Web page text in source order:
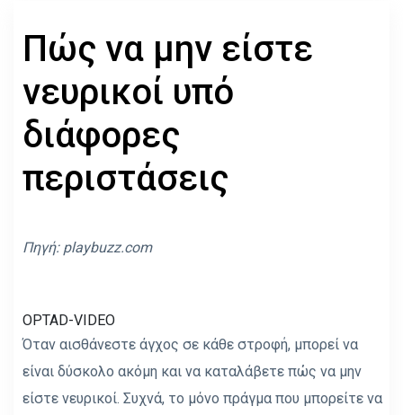
Πώς να μην είστε
νευρικοί υπό
διάφορες
περιστάσεις
Πηγή: playbuzz.com
OPTAD-VIDEO
Όταν αισθάνεστε άγχος σε κάθε στροφή, μπορεί να
είναι δύσκολο ακόμη και να καταλάβετε πώς να μην
είστε νευρικοί. Συχνά, το μόνο πράγμα που μπορείτε να